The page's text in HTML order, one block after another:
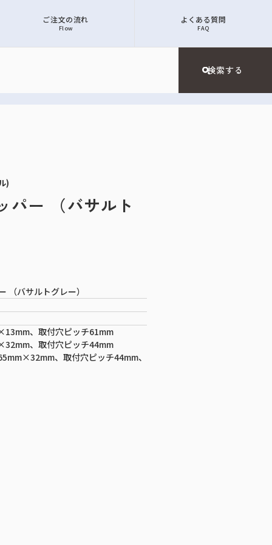
ご注文の流れ
Flow
よくある質問
FAQ
)
パー （バサルト
（バサルトグレー）
、取付穴ピッチ61mm
、取付穴ピッチ44mm
、取付穴ピッチ44mm、